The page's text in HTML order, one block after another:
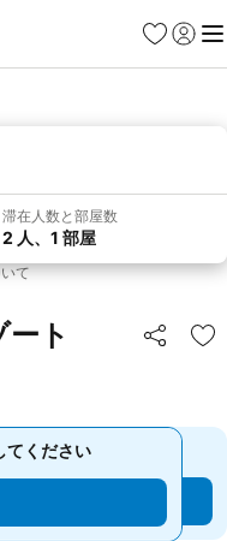
お気に入り
ログイ
メ
滞在人数と部屋数
2 人、1 部屋
て
ト シェア
お
てください
てください